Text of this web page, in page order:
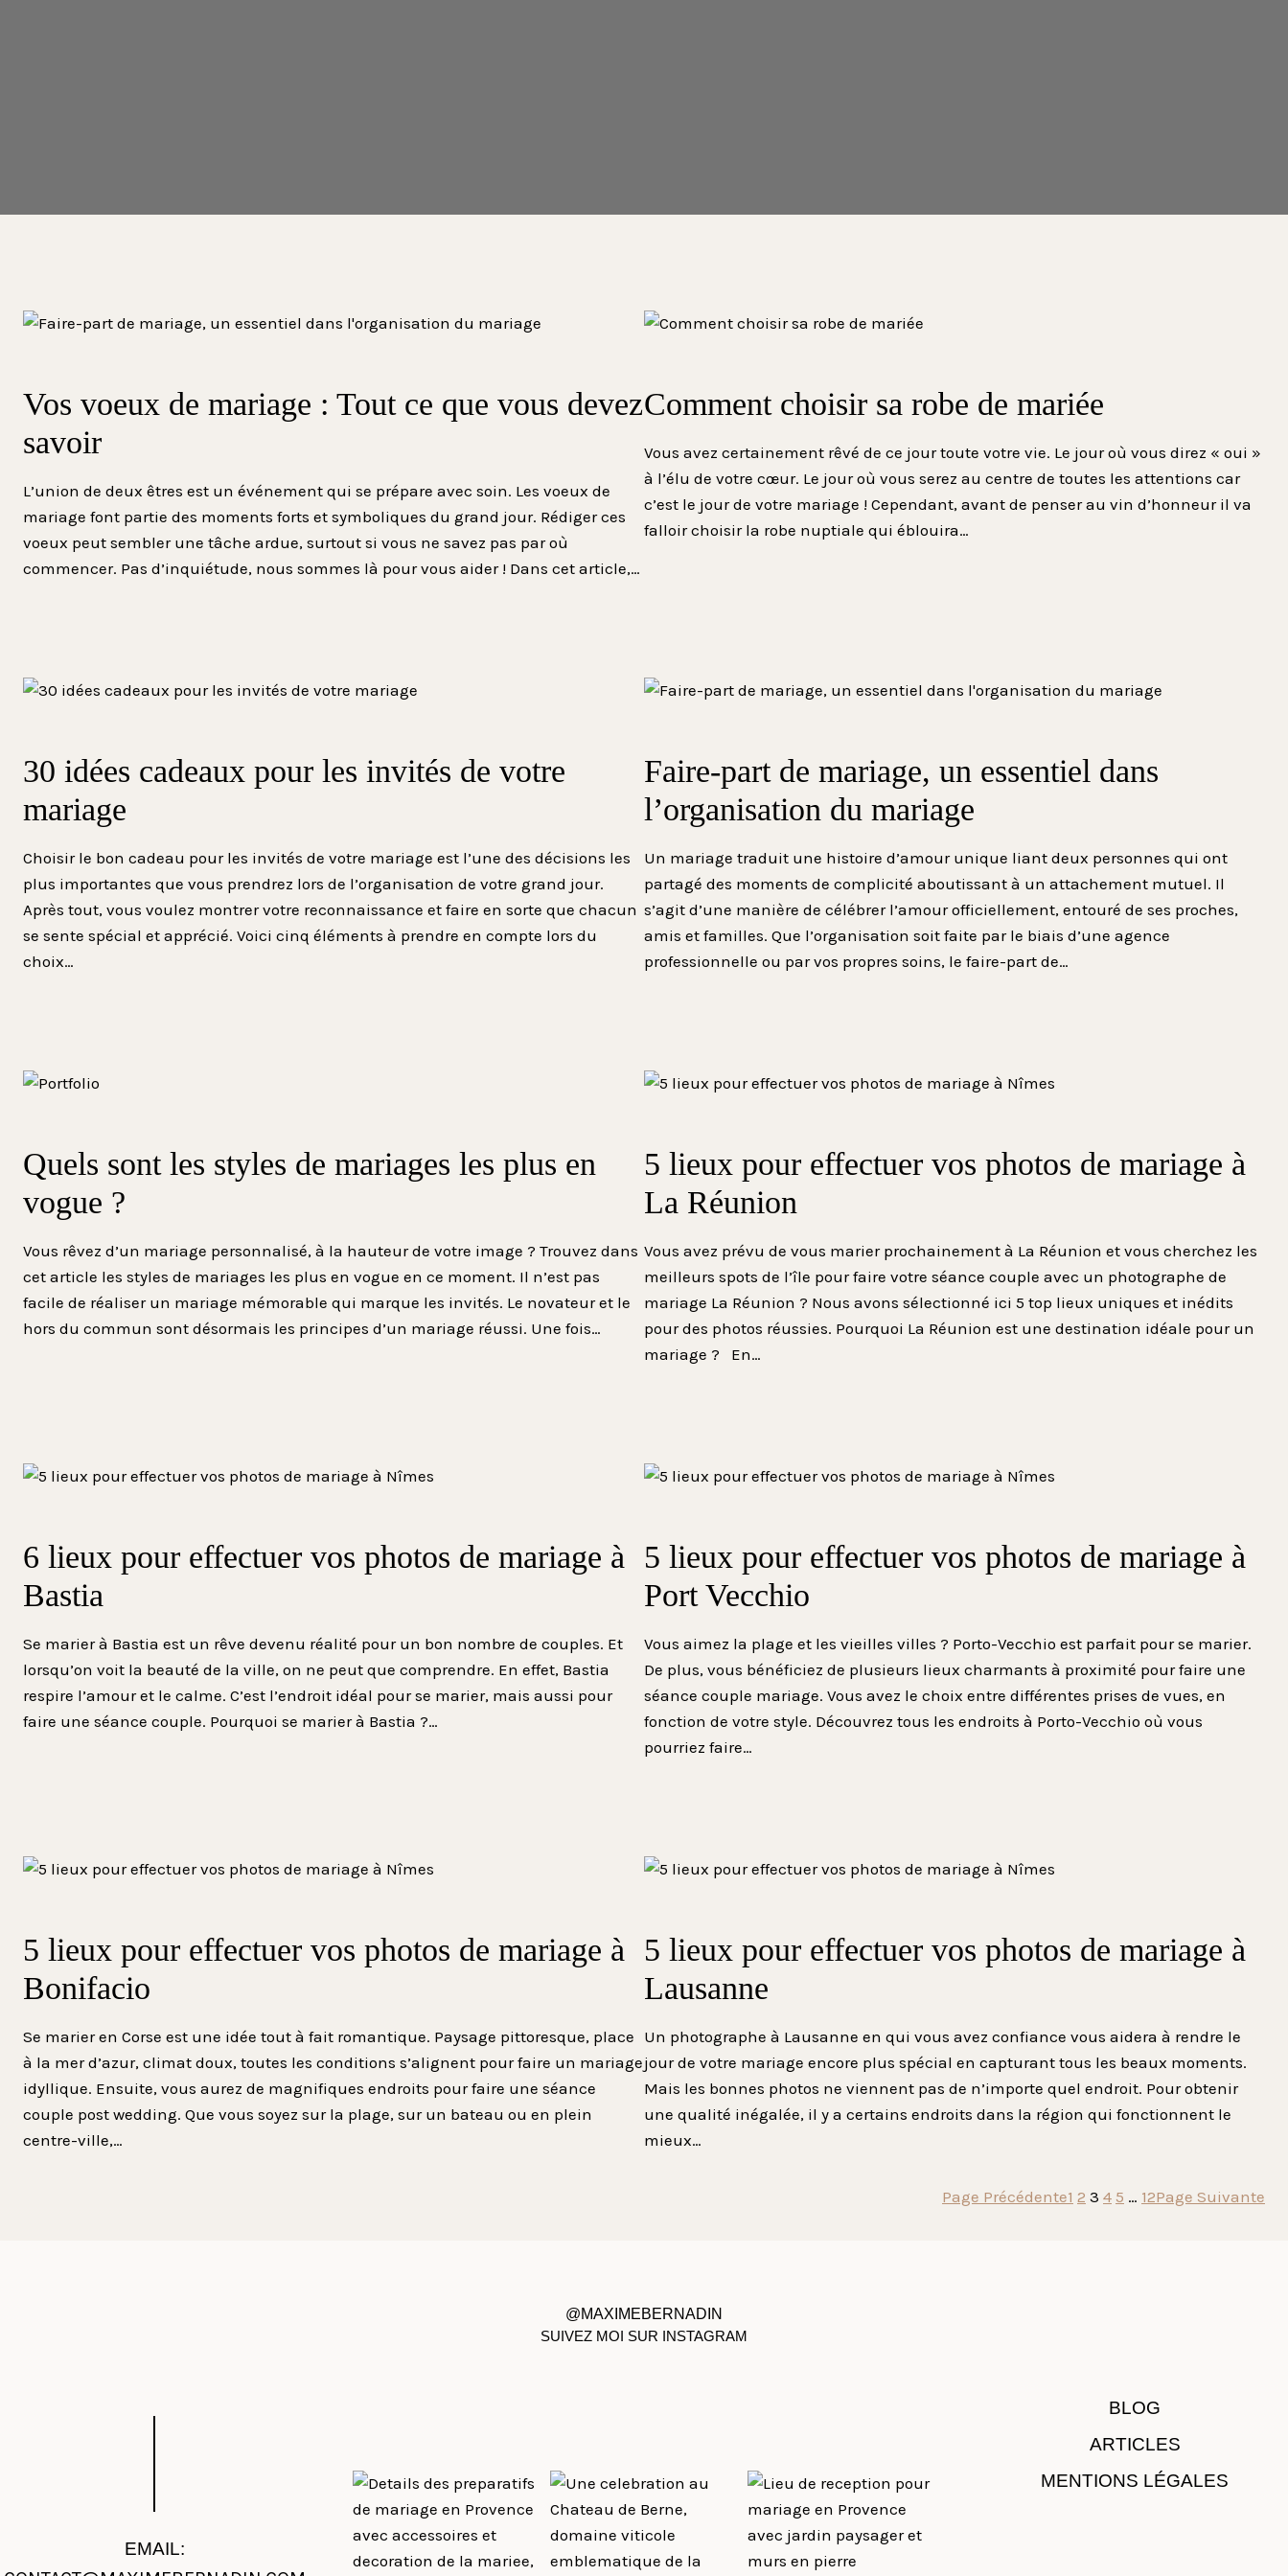
Vos voeux de mariage : Tout ce que vous devez
savoir
L’union de deux êtres est un événement qui se prépare avec soin. Les voeux de
mariage font partie des moments forts et symboliques du grand jour. Rédiger ces
voeux peut sembler une tâche ardue, surtout si vous ne savez pas par où
commencer. Pas d’inquiétude, nous sommes là pour vous aider ! Dans cet article,…
Comment choisir sa robe de mariée
Vous avez certainement rêvé de ce jour toute votre vie. Le jour où vous direz « oui »
à l’élu de votre cœur. Le jour où vous serez au centre de toutes les attentions car
c’est le jour de votre mariage ! Cependant, avant de penser au vin d’honneur il va
falloir choisir la robe nuptiale qui éblouira…
30 idées cadeaux pour les invités de votre
mariage
Choisir le bon cadeau pour les invités de votre mariage est l’une des décisions les
plus importantes que vous prendrez lors de l’organisation de votre grand jour.
Après tout, vous voulez montrer votre reconnaissance et faire en sorte que chacun
se sente spécial et apprécié. Voici cinq éléments à prendre en compte lors du
choix…
Faire-part de mariage, un essentiel dans
l’organisation du mariage
Un mariage traduit une histoire d’amour unique liant deux personnes qui ont
partagé des moments de complicité aboutissant à un attachement mutuel. Il
s’agit d’une manière de célébrer l’amour officiellement, entouré de ses proches,
amis et familles. Que l’organisation soit faite par le biais d’une agence
professionnelle ou par vos propres soins, le faire-part de…
Quels sont les styles de mariages les plus en
vogue ?
Vous rêvez d’un mariage personnalisé, à la hauteur de votre image ? Trouvez dans
cet article les styles de mariages les plus en vogue en ce moment. Il n’est pas
facile de réaliser un mariage mémorable qui marque les invités. Le novateur et le
hors du commun sont désormais les principes d’un mariage réussi. Une fois…
5 lieux pour effectuer vos photos de mariage à
La Réunion
Vous avez prévu de vous marier prochainement à La Réunion et vous cherchez les
meilleurs spots de l’île pour faire votre séance couple avec un photographe de
mariage La Réunion ? Nous avons sélectionné ici 5 top lieux uniques et inédits
pour des photos réussies. Pourquoi La Réunion est une destination idéale pour un
mariage ? En…
6 lieux pour effectuer vos photos de mariage à
Bastia
Se marier à Bastia est un rêve devenu réalité pour un bon nombre de couples. Et
lorsqu’on voit la beauté de la ville, on ne peut que comprendre. En effet, Bastia
respire l’amour et le calme. C’est l’endroit idéal pour se marier, mais aussi pour
faire une séance couple. Pourquoi se marier à Bastia ?…
5 lieux pour effectuer vos photos de mariage à
Port Vecchio
Vous aimez la plage et les vieilles villes ? Porto-Vecchio est parfait pour se marier.
De plus, vous bénéficiez de plusieurs lieux charmants à proximité pour faire une
séance couple mariage. Vous avez le choix entre différentes prises de vues, en
fonction de votre style. Découvrez tous les endroits à Porto-Vecchio où vous
pourriez faire…
5 lieux pour effectuer vos photos de mariage à
Bonifacio
Se marier en Corse est une idée tout à fait romantique. Paysage pittoresque, place
à la mer d’azur, climat doux, toutes les conditions s’alignent pour faire un mariage
idyllique. Ensuite, vous aurez de magnifiques endroits pour faire une séance
couple post wedding. Que vous soyez sur la plage, sur un bateau ou en plein
centre-ville,…
5 lieux pour effectuer vos photos de mariage à
Lausanne
Un photographe à Lausanne en qui vous avez confiance vous aidera à rendre le
jour de votre mariage encore plus spécial en capturant tous les beaux moments.
Mais les bonnes photos ne viennent pas de n’importe quel endroit. Pour obtenir
une qualité inégalée, il y a certains endroits dans la région qui fonctionnent le
mieux…
Page Précédente1 2 3 4 5 … 12Page Suivante
@MAXIMEBERNADIN
SUIVEZ MOI SUR INSTAGRAM
EMAIL:
BLOG
ARTICLES
MENTIONS LÉGALES